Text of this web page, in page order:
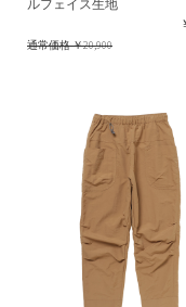
ルフェイス生地
通常価格￥20,900